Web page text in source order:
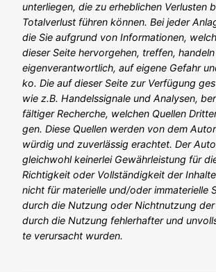
unter­lie­gen, die zu erheb­li­chen Ver­lus­ten
Total­ver­lust füh­ren kön­nen. Bei jeder
die Sie auf­grund von Infor­ma­tio­nen,
die­ser Sei­te her­vor­ge­hen, tref­fen, han­deln
eigen­ver­ant­wort­lich, auf eige­ne Gefahr
ko. Die auf die­ser Sei­te zur Ver­fü­gung
wie z.B. Han­dels­si­gna­le und Ana­ly­sen,
fäl­ti­ger Recher­che, wel­chen Quel­len
gen. Die­se Quel­len wer­den von dem
wür­dig und zuver­läs­sig erach­tet. Der
gleich­wohl kei­ner­lei Gewähr­leis­tung für
Rich­tig­keit oder Voll­stän­dig­keit der
nicht für mate­ri­el­le und/oder imma­te­ri­el­le
durch die Nut­zung oder Nicht­nut­zung
durch die Nut­zung feh­ler­haf­ter und
te ver­ur­sacht wur­den.